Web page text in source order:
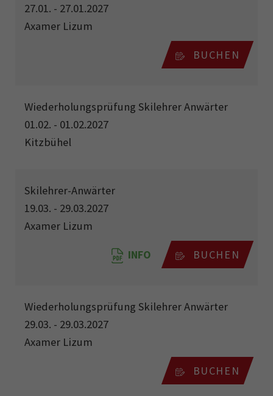
27.01. - 27.01.2027
Axamer Lizum
BUCHEN
Wiederholungsprüfung Skilehrer Anwärter
01.02. - 01.02.2027
Kitzbühel
Skilehrer-Anwärter
19.03. - 29.03.2027
Axamer Lizum
INFO BUCHEN
Wiederholungsprüfung Skilehrer Anwärter
29.03. - 29.03.2027
Axamer Lizum
BUCHEN